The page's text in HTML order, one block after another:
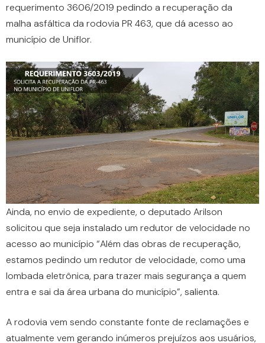
requerimento 3606/2019 pedindo a recuperação da
malha asfáltica da rodovia PR 463, que dá acesso ao
município de Uniflor.
Ainda, no envio de expediente, o deputado Arilson
solicitou que seja instalado um redutor de velocidade no
acesso ao município “Além das obras de recuperação,
estamos pedindo um redutor de velocidade, como uma
lombada eletrônica, para trazer mais segurança a quem
entra e sai da área urbana do município”, salienta.
A rodovia vem sendo constante fonte de reclamações e
atualmente vem gerando inúmeros prejuízos aos usuários,